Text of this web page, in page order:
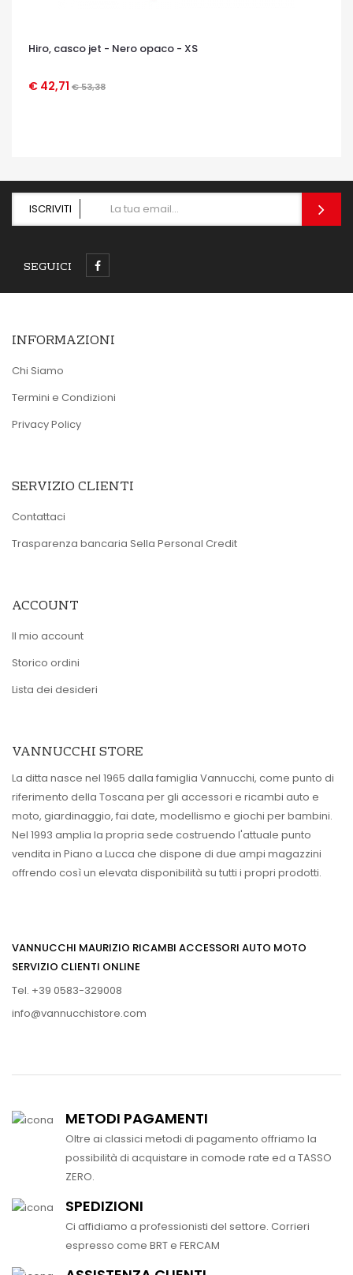
Hiro, casco jet - Nero opaco - XS
€ 42,71 € 53,38
OCCHIATA VELOCE
ISCRIVITI
SEGUICI
INFORMAZIONI
Chi Siamo
Termini e Condizioni
Privacy Policy
SERVIZIO CLIENTI
Contattaci
Trasparenza bancaria Sella Personal Credit
ACCOUNT
Il mio account
Storico ordini
Lista dei desideri
VANNUCCHI STORE
La ditta nasce nel 1965 dalla famiglia Vannucchi, come punto di
riferimento della Toscana per gli accessori e ricambi auto e
moto, giardinaggio, fai date, modellismo e giochi per bambini.
Nel 1993 amplia la propria sede costruendo l'attuale punto
vendita in Piano a Lucca che dispone di due ampi magazzini
offrendo così un elevata disponibilità su tutti i propri prodotti.
VANNUCCHI MAURIZIO RICAMBI ACCESSORI AUTO MOTO
SERVIZIO CLIENTI ONLINE
Tel. +39 0583-329008
info@vannucchistore.com
METODI PAGAMENTI
Oltre ai classici metodi di pagamento offriamo la
possibilità di acquistare in comode rate ed a TASSO
ZERO.
SPEDIZIONI
Ci affidiamo a professionisti del settore. Corrieri
espresso come BRT e FERCAM